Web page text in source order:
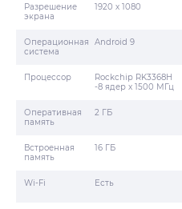
Разрешение
экрана
1920 х 1080
Операционная
система
Android 9
Процессор
Rockchip RK3368H
-8 ядер x 1500 МГц
Оперативная
память
2 ГБ
Встроенная
память
16 ГБ
Wi-Fi Есть